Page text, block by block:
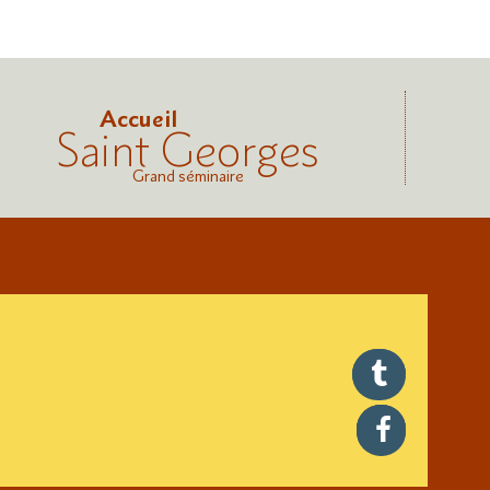
Accueil
Saint Georges
Grand séminaire
twitter
facebook